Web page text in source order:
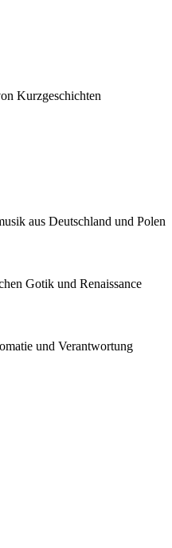
Kurzgeschichten
aus Deutschland und Polen
Gotik und Renaissance
und Verantwortung